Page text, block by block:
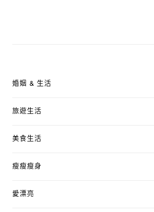
婚姻 & 生活
旅遊生活
美食生活
瘦瘦瘦身
愛漂亮